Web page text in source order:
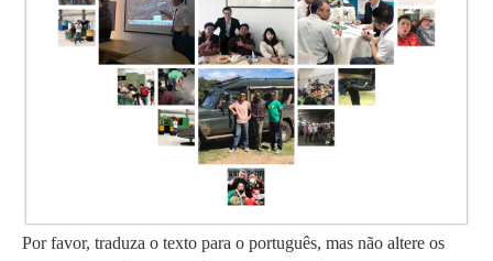
Por favor, traduza o texto para o português, mas não altere os